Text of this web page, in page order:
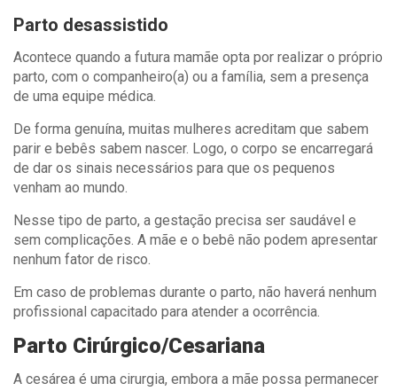
Parto desassistido
Acontece quando a futura mamãe opta por realizar o próprio
parto, com o companheiro(a) ou a família, sem a presença
de uma equipe médica.
De forma genuína, muitas mulheres acreditam que sabem
parir e bebês sabem nascer. Logo, o corpo se encarregará
de dar os sinais necessários para que os pequenos
venham ao mundo.
Nesse tipo de parto, a gestação precisa ser saudável e
sem complicações. A mãe e o bebê não podem apresentar
nenhum fator de risco.
Em caso de problemas durante o parto, não haverá nenhum
profissional capacitado para atender a ocorrência.
Parto Cirúrgico/Cesariana
A cesárea é uma cirurgia, embora a mãe possa permanecer